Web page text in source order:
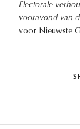
Electorale
vooravond van
voor Nieuwste